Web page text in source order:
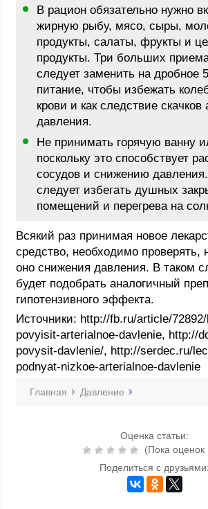
В рацион обязательно нужно
жирную рыбу, мясо, сыры,
продукты, салаты, фрукты и
продукты. Три больших
следует заменить на дробное
питание, чтобы избежать
крови и как следствие скачков
давления.
Не принимать горячую ванну
поскольку это способствует
сосудов и снижению
следует избегать душных
помещений и перегрева на
Всякий раз принимая новое
средство, необходимо проверять,
оно снижения давления. В таком
будет подобрать аналогичный
гипотензивного эффекта.
Источники: http://fb.ru/article/
povyisit-arterialnoe-davlenie, http://
povysit-davlenie/, http://serdec.ru/
podnyat-nizkoe-arterialnoe-davlenie
Главная Давление
Оценка статьи:
(Пока оценок
Поделиться с друзьями: